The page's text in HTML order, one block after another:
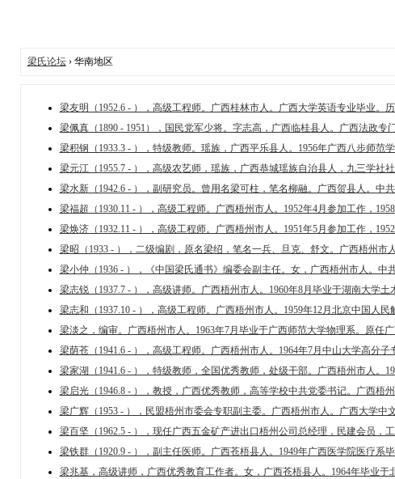
梁氏论坛› 华南地区
梁友明（1952.6 - ），高级工程师。广西桂林市人。广西大学英语专业毕业。
梁佩真（1890 - 1951），国民党军少将。字志高，广西临桂县人。广西法政专
梁积钢（1933.3 - ），特级教师。瑶族，广西平乐县人。1956年广西八步师范
梁元江（1955.7 - ），高级农艺师，瑶族，广西恭城瑶族自治县人，九三学社
梁水新（1942.6 - ），副研究员。曾用名梁可柱，笔名柳融。广西贺县人。中
梁福超（1930.11 - ），高级工程师。广西梧州市人。1952年4月参加工作，
梁焕济（1932.11 - ），高级工程师。广西梧州市人。1951年5月参加工作，
梁昭（1933 - ），二级编剧，原名梁绍，笔名一兵、旦克、舒文。广西梧州市
梁小仲（1936 - ），《中国梁氏通书》编委会副主任。女，广西梧州市人。中
梁志锐（1937.7 - ），高级讲师。广西梧州市人。1960年8月毕业于湖南大学土
梁志和（1937.10 - ），高级工程师。广西梧州市人。1959年12月北京中国人民
梁淡之，编审。广西梧州市人。1963年7月毕业于广西师范大学物理系。原任
梁荫苍（1941.6 - ），高级工程师。广西梧州市人。1964年7月中山大学高分子
梁家湖（1941.6 - ），特级教师，全国优秀教师，处级干部。广西梧州市人。
梁启光（1946.8 - ），教授，广西优秀教师，高等学校中共党委书记。广西梧
梁广辉（1953 - ），民盟梧州市委会专职副主委。广西梧州市人。广西大学中
梁百坚（1962.5 - ），现任广西五金矿产进出口梧州公司总经理，民建会员，
梁铁群（1920.9 - ），副主任医师。广西苍梧县人。1949年广西医学院医疗系
梁兆基，高级讲师，广西优秀教育工作者。女，广西苍梧县人。1964年毕业于